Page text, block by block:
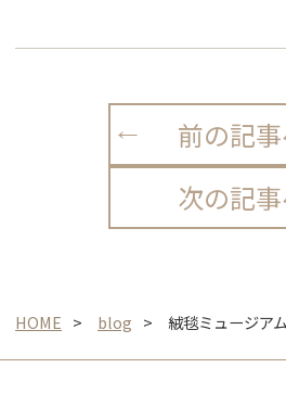
前の記
次の記
HOME blog 絨毯ミュージア